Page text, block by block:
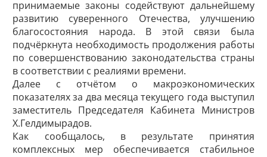
принимаемые законы содействуют дальнейшему
развитию суверенного Отечества, улучшению
благосостояния народа. В этой связи была
подчёркнута необходимость продолжения работы
по совершенствованию законодательства страны
в соответствии с реалиями времени.
Далее с отчётом о макроэкономических
показателях за два месяца текущего года выступил
заместитель Председателя Кабинета Министров
Х.Гелдимырадов.
Как сообщалось, в результате принятия
комплексных мер обеспечивается стабильное